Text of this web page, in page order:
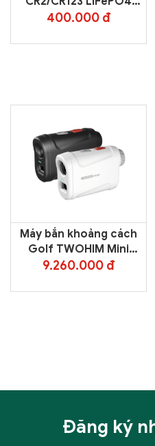
Smart Battery Charger
400.000 đ
Máy bắn khoảng cách
Golf TWOHIM Mini
Oled TB-07
9.260.000 đ
Đăng ký